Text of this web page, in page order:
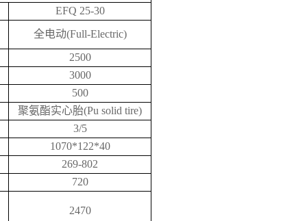
EFQ 25-30
全电动(Full-Electric)
2500
3000
500
聚氨酯实心胎(Pu solid tire)
3/5
1070*122*40
269-802
720
2470